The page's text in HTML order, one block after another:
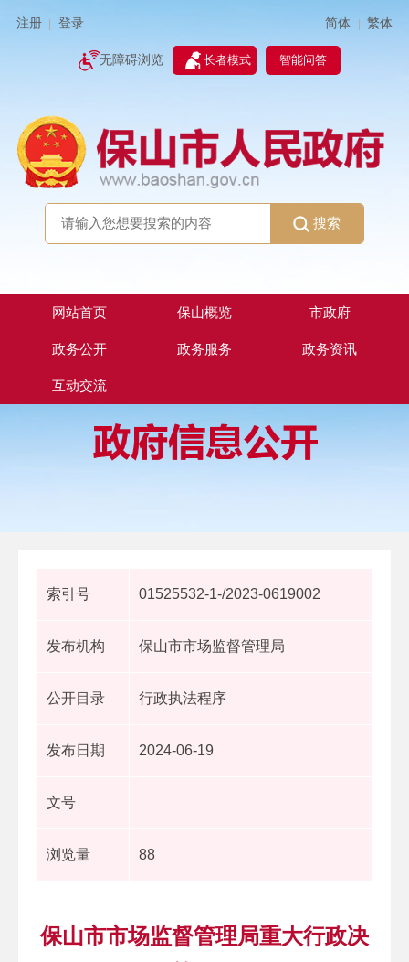
注册 登录 简体 | 繁体
无障碍浏览 长者模式 智能问答
搜索
网站首页 保山概览 市政府
政务公开 政务服务 政务资讯
互动交流
索引号 01525532-1-/2023-0619002
发布机构 保山市市场监督管理局
公开目录 行政执法程序
发布日期 2024-06-19
文号
浏览量 88
保山市市场监督管理局重大行政决